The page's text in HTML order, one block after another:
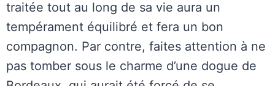
traitée tout au long de sa vie aura un
tempérament équilibré et fera un bon
compagnon. Par contre, faites attention à ne
pas tomber sous le charme d’une dogue de